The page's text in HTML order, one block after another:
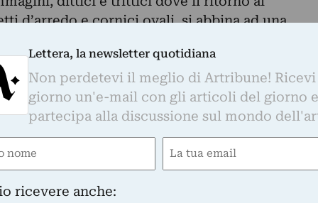
d’arredo e cornici ovali, si abbina ad una
con caramelle, girandole e strumenti
oppure estremamente vicina, la natura
distante, da osservare con il
teche di un museo. Guardare ma non
separazione tra uomo e paesaggio, mentre
evocazione d’un tempo in cui la natura era
sabato 19 aprile alle ore 17.00, sarà
Lettera, la newsletter quotidiana
Non perdetevi il meglio di Artribune!
giorno un'e-mail con gli articoli del giorno
partecipa alla discussione sul mondo
Email
ricevere anche: